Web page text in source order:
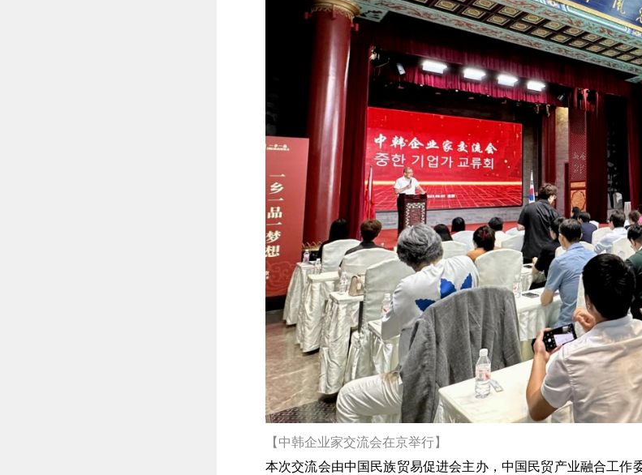
【中韩企业家交流会在京举行】
本次交流会由中国民族贸易促进会主办，中国民贸产业融合工